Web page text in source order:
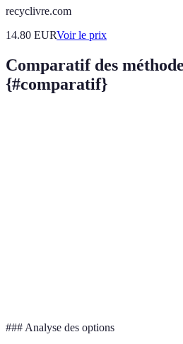
recyclivre.com
14.80 EURVoir le prix
Comparatif des
{#comparatif}
### Analyse des options